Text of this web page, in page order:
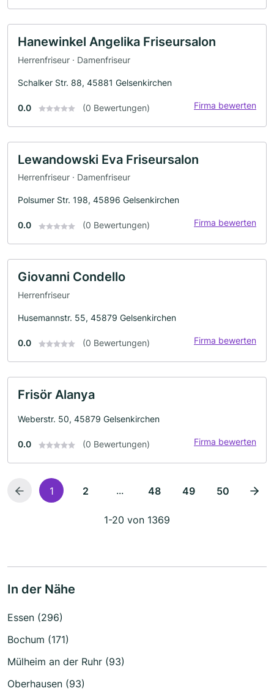
Hanewinkel Angelika Friseursalon
Herrenfriseur · Damenfriseur
Schalker Str. 88, 45881 Gelsenkirchen
0.0 (0 Bewertungen) Firma bewerten
Lewandowski Eva Friseursalon
Herrenfriseur · Damenfriseur
Polsumer Str. 198, 45896 Gelsenkirchen
0.0 (0 Bewertungen) Firma bewerten
Giovanni Condello
Herrenfriseur
Husemannstr. 55, 45879 Gelsenkirchen
0.0 (0 Bewertungen) Firma bewerten
Frisör Alanya
Weberstr. 50, 45879 Gelsenkirchen
0.0 (0 Bewertungen) Firma bewerten
1 2 ... 48 49 50
1-20 von 1369
In der Nähe
Essen (296)
Bochum (171)
Mülheim an der Ruhr (93)
Oberhausen (93)